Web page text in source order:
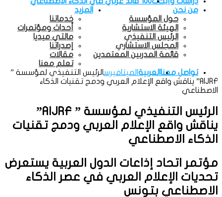
من نحن
حول المؤسسة
الهيئة الاستشارية
الرئيس التنفيذي
المجلس الاستشاري
قائمة المدربين المعتمدين
المزيد
خدماتنا
أحداث ومؤتمرات
مالتي ميديا
إصدراتنا
مقالات
تعلم معنا
تواصل معناالعربية الميتافيرسالرئيس التنفيذي لمؤسسة ”
AIJRF” يناقش واقع الإعلام العربي ودمج تقنيات الذكاء
الاصطناعي
الرئيس التنفيذي لمؤسسة ” AIJRF”
يناقش واقع الإعلام العربي ودمج تقنيات
الذكاء الاصطناعي
مؤتمر اتحاد إذاعات الدول العربية يستعرض
تحديات الإعلام العربي في عصر الذكاء
الاصطناعي بتونس